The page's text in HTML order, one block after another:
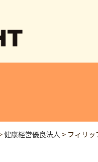
健康経営優良法人 > フィリ